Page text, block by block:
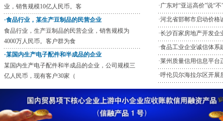
业，销售规模10亿人民币。客
·食品行业，某生产豆制品的民营企业
食品行业，生产豆制品的民营企业，销售规模为
4000万人民币。客户群为食
·某国内生产电子配件和半成品的企业
某国内生产电子配件和半成品的企业，公司规模三
亿人民币，现有客户30家（
·某外商投资，全球财富500强化工企业
某外商投资，全球财富500强化工企业，企业规模年
销售10亿人民币。客户
·广东对“亚运高价”说“
·河北省邯郸市启动价格
·长沙百家房地产开发企
·食品工业企业诚信体系
·莱州质量信用信息平台
·呼伦贝尔海拉尔区开展